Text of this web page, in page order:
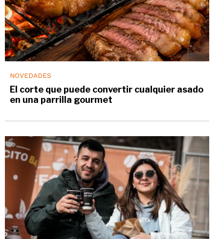
NOVEDADES
El corte que puede convertir cualquier asado
en una parrilla gourmet